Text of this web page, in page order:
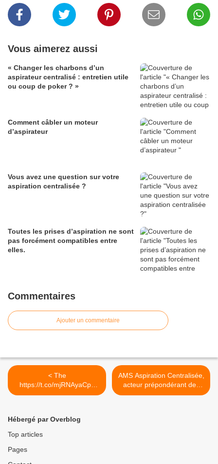
Vous aimerez aussi
« Changer les charbons d’un
aspirateur centralisé : entretien utile
ou coup de poker ? »
Comment câbler un moteur
d’aspirateur
Vous avez une question sur votre
aspiration centralisée ?
Toutes les prises d’aspiration ne sont
pas forcément compatibles entre
elles.
Commentaires
Ajouter un commentaire
< The
https://t.co/mjRNAyaCph
Daily est en ligne!...
AMS Aspiration Centralisée,
acteur prépondérant des
solutions d’aspirations
Hébergé par Overblog
Top articles
Pages